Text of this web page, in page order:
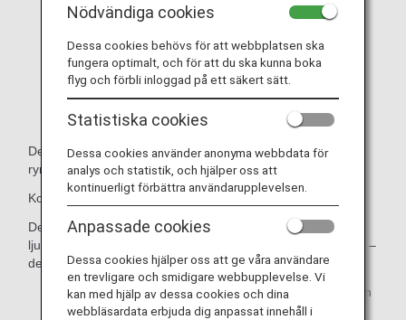
De här sätena använder det breda flygplanet för att få en
rymlig sitthöjd på 32 tum (34 tum för ANA COUCHii).
Koppla av i sätet med ett nackstöd justerbart i 6 lägen.
Dessutom kan du se de senaste filmerna och
ljudprogrammen på den 13,3-tums personliga pekskärmen –
den största i Ekonomiklass i hela världen.
* Specifikationer för flygplan och säten kan ändras utan
föregående meddelande.
Nödvändiga cookies
Dessa cookies behövs för att webbplatsen ska
fungera optimalt, och för att du ska kunna boka
flyg och förbli inloggad på ett säkert sätt.
Statistiska cookies
Dessa cookies använder anonyma webbdata för
analys och statistik, och hjälper oss att
kontinuerligt förbättra användarupplevelsen.
Anpassade cookies
Dessa cookies hjälper oss att ge våra användare
en trevligare och smidigare webbupplevelse. Vi
kan med hjälp av dessa cookies och dina
webbläsardata erbjuda dig anpassat innehåll i